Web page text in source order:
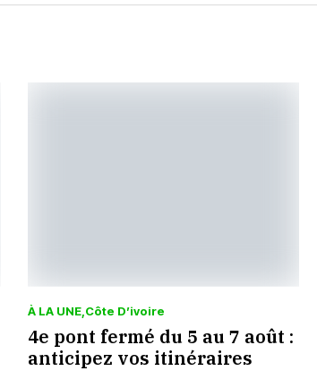
À LA UNE Côte D’ivoire
4e pont fermé du 5 au 7 août :
anticipez vos itinéraires